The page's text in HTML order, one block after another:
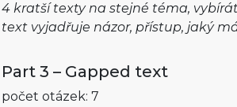
4 kratší texty na stejné téma,
text vyjadřuje názor, přístup, jaký
Part 3 – Gapped text
počet otázek: 7